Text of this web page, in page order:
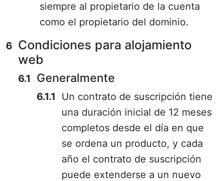
siempre al propietario de la cuenta
como el propietario del dominio.
Condiciones para alojamiento
web
Generalmente
Un contrato de suscripción tiene
una duración inicial de 12 meses
completos desde el día en que
se ordena un producto, y cada
año el contrato de suscripción
puede extenderse a un nuevo